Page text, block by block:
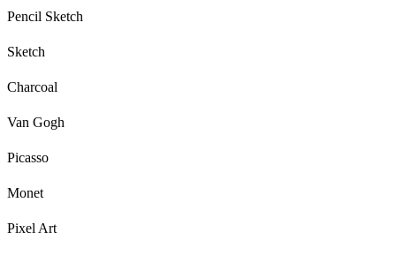
Pencil Sketch
Sketch
Charcoal
Van Gogh
Picasso
Monet
Pixel Art